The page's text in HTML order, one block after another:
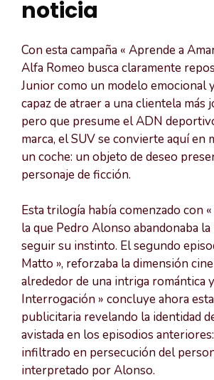
noticia
Con esta campaña « Aprende a
Alfa Romeo busca claramente
Junior como un modelo emocional
capaz de atraer a una clientela más
pero que presume el ADN
marca, el SUV se convierte aquí en
un coche: un objeto de deseo
personaje de ficción.
Esta trilogía había comenzado con «
la que Pedro Alonso abandonaba
seguir su instinto. El segundo
Matto », reforzaba la dimensión
alrededor de una intriga romántica
Interrogación » concluye ahora
publicitaria revelando la identidad
avistada en los episodios
infiltrado en persecución del
interpretado por Alonso.